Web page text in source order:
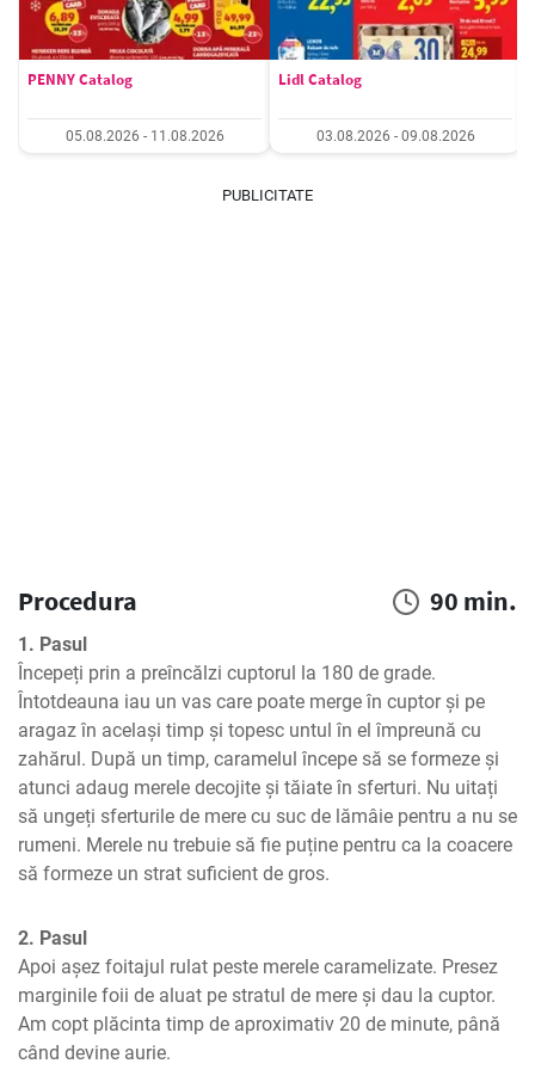
PENNY Catalog
05.08.2026 - 11.08.2026
Lidl Catalog
03.08.2026 - 09.08.2026
PUBLICITATE
Procedura 90 min.
1. Pasul
Începeți prin a preîncălzi cuptorul la 180 de grade.
Întotdeauna iau un vas care poate merge în cuptor și pe
aragaz în același timp și topesc untul în el împreună cu
zahărul. După un timp, caramelul începe să se formeze și
atunci adaug merele decojite și tăiate în sferturi. Nu uitați
să ungeți sferturile de mere cu suc de lămâie pentru a nu se
rumeni. Merele nu trebuie să fie puține pentru ca la coacere
să formeze un strat suficient de gros.
2. Pasul
Apoi așez foitajul rulat peste merele caramelizate. Presez
marginile foii de aluat pe stratul de mere și dau la cuptor.
Am copt plăcinta timp de aproximativ 20 de minute, până
când devine aurie.